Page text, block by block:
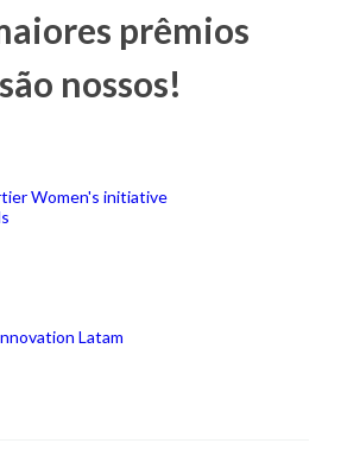
prêmios
são nossos!